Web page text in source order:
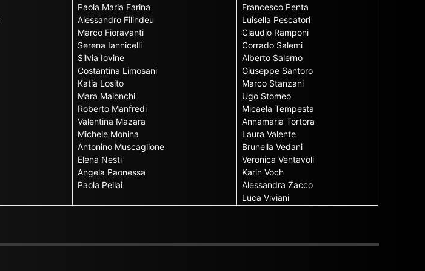
Paola Maria Farina
Alessandro Filindeu
Marco Fioravanti
Serena Iannicelli
Silvia Iovine
Costantina Limosani
Katia Losito
Mara Maionchi
Roberto Manfredi
Valentina Mazara
Michele Monina
Antonino Muscaglione
Elena Nesti
Angela Paonessa
Paola Pellai
Francesco Penta
Luisella Pescatori
Claudio Ramponi
Corrado Salemi
Alberto Salerno
Giuseppe Santoro
Marco Stanzani
Ugo Stomeo
Micaela Tempesta
Annamaria Tortora
Laura Valente
Brunella Vedani
Veronica Ventavoli
Karin Voch
Alessandra Zacco
Luca Viviani